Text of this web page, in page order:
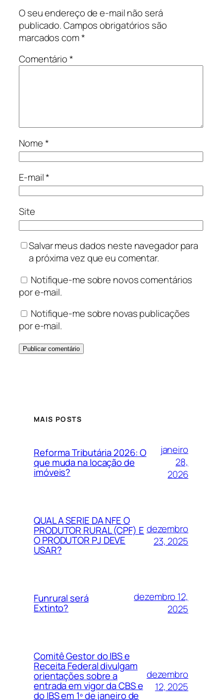
O seu endereço de e-mail não será
publicado.Campos obrigatórios são
marcados com*
Comentário*
Nome*
E-mail*
Site
Salvar meus dados neste navegador para
a próxima vez que eu comentar.
Notifique-me sobre novos comentários
por e-mail.
Notifique-me sobre novas publicações
por e-mail.
MAIS POSTS
Reforma Tributária 2026: O
que muda na locação de
imóveis?
janeiro
28,
2026
QUAL A SERIE DA NFE O
PRODUTOR RURAL (CPF) E
O PRODUTOR PJ DEVE
USAR?
dezembro
23, 2025
Funrural será
Extinto?
dezembro 12,
2025
Comitê Gestor do IBS e
Receita Federal divulgam
orientações sobre a
entrada em vigor da CBS e
do IBS em 1º de janeiro de
dezembro
12, 2025